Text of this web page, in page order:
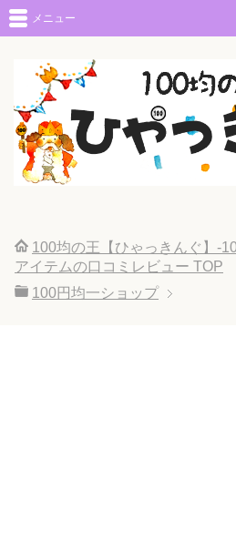
メニュー
100均の王【ひゃっきんぐ】-
アイテムの口コミレビュー TOP
100円均一ショップ